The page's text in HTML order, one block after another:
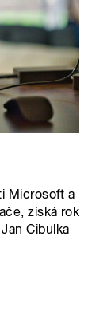
Microsoft a
získá rok
Cibulka